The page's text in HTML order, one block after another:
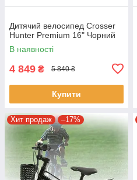
Дитячий велосипед Crosser
Hunter Premium 16" Чорний
В наявності
4 849 ₴ 5 840 ₴
Купити
Хит продаж –17%